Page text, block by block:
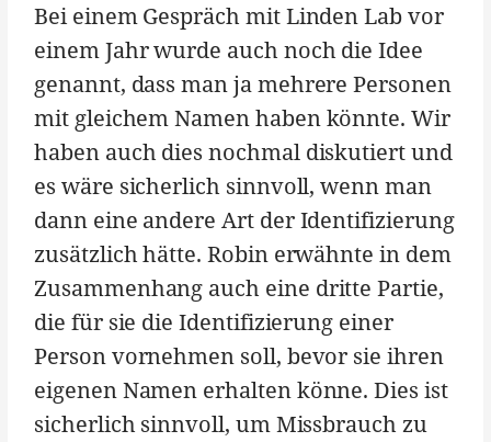
Bei einem Gespräch mit Linden Lab vor
einem Jahr wurde auch noch die Idee
genannt, dass man ja mehrere Personen
mit gleichem Namen haben könnte. Wir
haben auch dies nochmal diskutiert und
es wäre sicherlich sinnvoll, wenn man
dann eine andere Art der Identifizierung
zusätzlich hätte. Robin erwähnte in dem
Zusammenhang auch eine dritte Partie,
die für sie die Identifizierung einer
Person vornehmen soll, bevor sie ihren
eigenen Namen erhalten könne. Dies ist
sicherlich sinnvoll, um Missbrauch zu